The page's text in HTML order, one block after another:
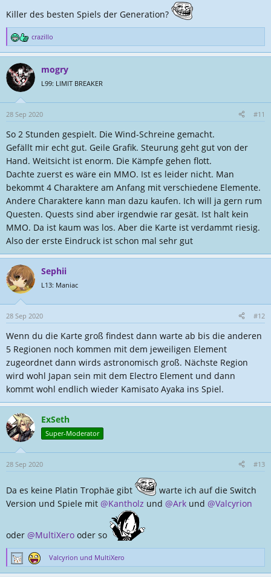
Killer des besten Spiels der Generation?
R
e
k
t
i
o
n
n
:
crazillo
mogry
L99: LIMIT BREAKER
28 Sep 2020 #11
So 2 Stunden gespielt. Die Wind-Schreine gemacht.
Gefällt mir echt gut. Geile Grafik. Steurung geht gut von der
Hand. Weitsicht ist enorm. Die Kämpfe gehen flott.
Dachte zuerst es wäre ein MMO. Ist es leider nicht. Man
bekommt 4 Charaktere am Anfang mit verschiedene Elemente.
Andere Charaktere kann man dazu kaufen. Ich will ja gern rum
Questen. Quests sind aber irgendwie rar gesät. Ist halt kein
MMO. Da ist kaum was los. Aber die Karte ist verdammt riesig.
Also der erste Eindruck ist schon mal sehr gut
Sephii
L13: Maniac
28 Sep 2020 #12
Wenn du die Karte groß findest dann warte ab bis die anderen
5 Regionen noch kommen mit dem jeweiligen Element
zugeordnet dann wirds astronomisch groß. Nächste Region
wird wohl Japan sein mit dem Electro Element und dann
kommt wohl endlich wieder Kamisato Ayaka ins Spiel.
ExSeth
Super-Moderator
28 Sep 2020 #13
Da es keine Platin Trophäe gibt
warte ich auf die Switch
Version und Spiele mit @Kantholz und @Ark und @Valcyrion
oder @MultiXero oder so
R
e
Valcyrion und MultiXero